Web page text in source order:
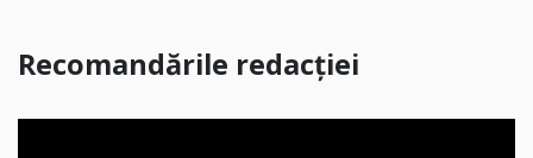
Recomandările redacției